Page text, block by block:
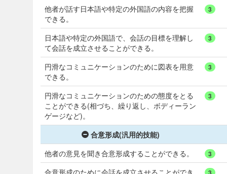
他者が話す日本語や特定の外国語の内容を把握
できる。
3
日本語や特定の外国語で、会話の目標を理解し
て会話を成立させることができる。
3
円滑なコミュニケーションのために図表を用意
できる。
3
円滑なコミュニケーションのための態度をとる
ことができる(相づち、繰り返し、ボディーラン
ゲージなど)。
3
合意形成(汎用的技能)
他者の意見を聞き合意形成することができる。
3
合意形成のために会話を成立させることができ